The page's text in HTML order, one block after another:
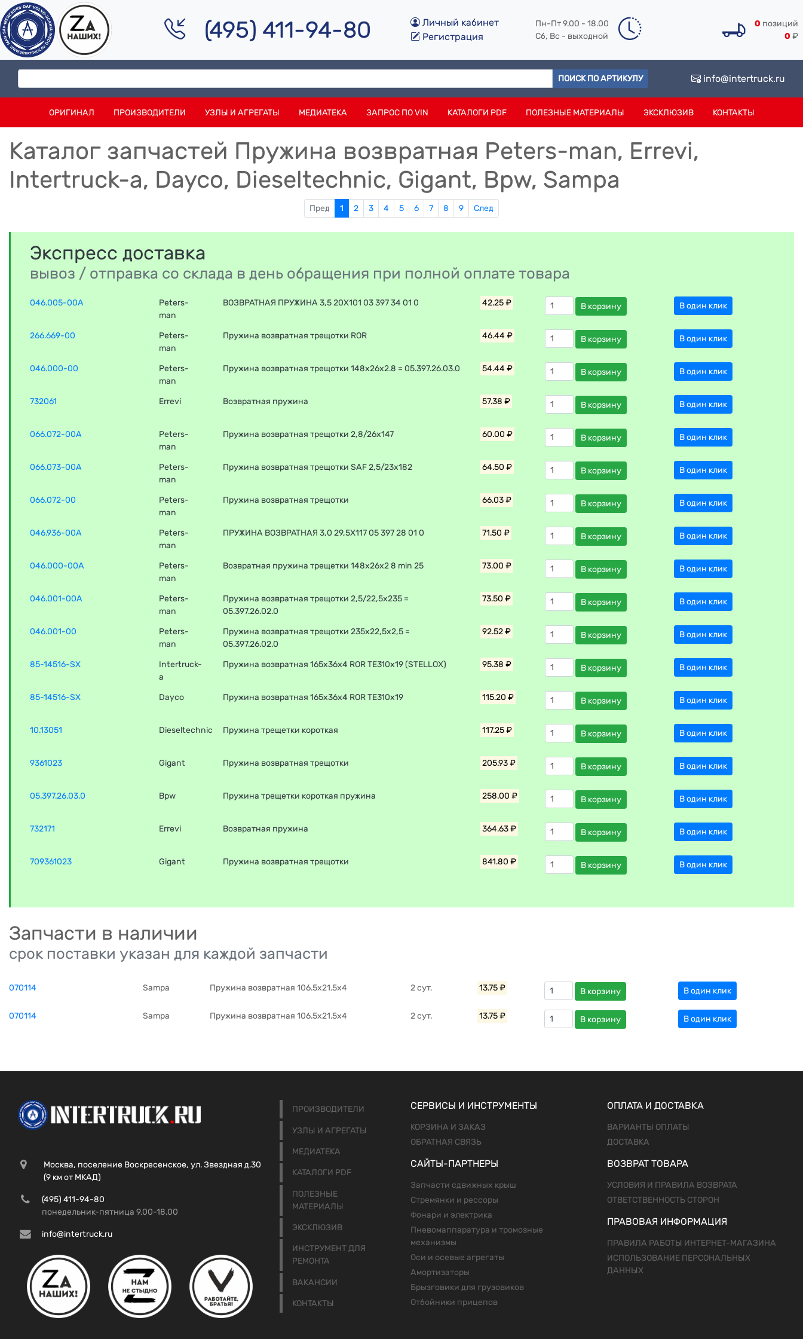
(495) 411-94-80
Личный кабинет
Регистрация
Пн-Пт 9.00 - 18.00
Сб, Вс - выходной
0 позиций
0 ₽
ПОИСК ПО АРТИКУЛУ info@intertruck.ru
ОРИГИНАЛ ПРОИЗВОДИТЕЛИ УЗЛЫ И АГРЕГАТЫ МЕДИАТЕКА ЗАПРОС ПО VIN КАТАЛОГИ PDF ПОЛЕЗНЫЕ МАТЕРИАЛЫ ЭКСКЛЮЗИВ КОНТАКТЫ
Каталог запчастей Пружина возвратная Peters-man, Errevi,
Intertruck-a, Dayco, Dieseltechnic, Gigant, Bpw, Sampa
Пред 1 2 3 4 5 6 7 8 9 След
Экспресс доставка
вывоз / отправка со склада в день обращения при полной оплате товара
046.005-00A
Peters-
man
ВОЗВРАТНАЯ ПРУЖИНА 3,5 20X101 03 397 34 01 0 42.25 ₽ В корзину В один клик
266.669-00
Peters-
man
Пружина возвратная трещотки ROR 46.44 ₽ В корзину В один клик
046.000-00
Peters-
man
Пружина возвратная трещотки 148x26x2.8 = 05.397.26.03.0 54.44 ₽ В корзину В один клик
732061 Errevi Возвратная пружина 57.38 ₽ В корзину В один клик
066.072-00A
Peters-
man
Пружина возвратная трещотки 2,8/26x147 60.00 ₽ В корзину В один клик
066.073-00A
Peters-
man
Пружина возвратная трещотки SAF 2,5/23х182 64.50 ₽ В корзину В один клик
066.072-00
Peters-
man
Пружина возвратная трещотки 66.03 ₽ В корзину В один клик
046.936-00A
Peters-
man
ПРУЖИНА ВОЗВРАТНАЯ 3,0 29,5X117 05 397 28 01 0 71.50 ₽ В корзину В один клик
046.000-00A
Peters-
man
Возвратная пружина трещетки 148x26x2 8 min 25 73.00 ₽ В корзину В один клик
046.001-00A
Peters-
man
Пружина возвратная трещотки 2,5/22,5х235 =
05.397.26.02.0
73.50 ₽ В корзину В один клик
046.001-00
Peters-
man
Пружина возвратная трещотки 235х22,5х2,5 =
05.397.26.02.0
92.52 ₽ В корзину В один клик
85-14516-SX
Intertruck-
a
Пружина возвратная 165х36х4 ROR TE310x19 (STELLOX) 95.38 ₽ В корзину В один клик
85-14516-SX Dayco Пружина возвратная 165х36х4 ROR TE310x19 115.20 ₽ В корзину В один клик
10.13051 Dieseltechnic Пружина трещетки короткая 117.25 ₽ В корзину В один клик
9361023 Gigant Пружина возвратная трещотки 205.93 ₽ В корзину В один клик
05.397.26.03.0 Bpw Пружина трещетки короткая пружина 258.00 ₽ В корзину В один клик
732171 Errevi Возвратная пружина 364.63 ₽ В корзину В один клик
709361023 Gigant Пружина возвратная трещотки 841.80 ₽ В корзину В один клик
Запчасти в наличии
срок поставки указан для каждой запчасти
070114 Sampa Пружина возвратная 106.5x21.5x4 2 сут. 13.75 ₽ В корзину В один клик
070114 Sampa Пружина возвратная 106.5x21.5x4 2 сут. 13.75 ₽ В корзину В один клик
Москва, поселение Воскресенское, ул. Звездная д.30
(9 км от МКАД)
(495) 411-94-80
понедельник-пятница 9.00-18.00
info@intertruck.ru
ПРОИЗВОДИТЕЛИ
УЗЛЫ И АГРЕГАТЫ
МЕДИАТЕКА
КАТАЛОГИ PDF
ПОЛЕЗНЫЕ
МАТЕРИАЛЫ
ЭКСКЛЮЗИВ
ИНСТРУМЕНТ ДЛЯ
РЕМОНТА
ВАКАНСИИ
КОНТАКТЫ
СЕРВИСЫ И ИНСТРУМЕНТЫ
КОРЗИНА И ЗАКАЗ
ОБРАТНАЯ СВЯЗЬ
САЙТЫ-ПАРТНЕРЫ
Запчасти сдвижных крыш
Стремянки и рессоры
Фонари и электрика
Пневомаппаратура и тромозные
механизмы
Оси и осевые агрегаты
Амортизаторы
Брызговики для грузовиков
Отбойники прицепов
ОПЛАТА И ДОСТАВКА
ВАРИАНТЫ ОПЛАТЫ
ДОСТАВКА
ВОЗВРАТ ТОВАРА
УСЛОВИЯ И ПРАВИЛА ВОЗВРАТА
ОТВЕТСТВЕННОСТЬ СТОРОН
ПРАВОВАЯ ИНФОРМАЦИЯ
ПРАВИЛА РАБОТЫ ИНТЕРНЕТ-МАГАЗИНА
ИСПОЛЬЗОВАНИЕ ПЕРСОНАЛЬНЫХ
ДАННЫХ